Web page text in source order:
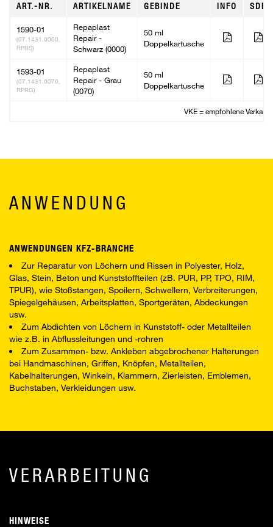
ART.-NR. ARTIKELNAME GEBINDE INFO SDB
1590-01
(07.1431.0000,
RPRS)
Repaplast
Repair -
Schwarz (0000)
50 ml
Doppelkartusche
1593-01
(07.1431.0070,
RPRG)
Repaplast
Repair - Grau
(0070)
50 ml
Doppelkartusche
VKE = empfohlene
ANWENDUNG
ANWENDUNGEN KFZ-BRANCHE
Zur Reparatur von Löchern und Rissen in Polyester, Holz,
Glas, Stein, Beton und Kunststoffteilen (zB. PUR, PP, TPO, RIM,
TPUR), wie Stoßstangen, Spoilern, Schwellern, Verbreiterungen,
Spiegelgehäusen, Arbeitsplatten, Sportgeräten, Abdeckungen
usw.
Zum Abdichten von Löchern in Kunststoff- oder Metallteilen
wie z.B. in Abflussleitungen und -rohren
Zum Zusammen- bzw. Ankleben abgebrochener Halterungen
bei Handmaschinen, Griffen, Knöpfen, Metallteilen,
Kabelhalterungen, Winkeln, Klammern, Zierleisten, Emblemen,
Buchstaben, Verkleidungen usw.
VERARBEITUNG
HINWEISE